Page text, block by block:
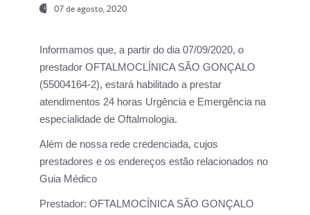
07 de agosto, 2020
Informamos que, a partir do dia 07/09/2020, o
prestador OFTALMOCLÍNICA SÃO GONÇALO
(55004164-2), estará habilitado a prestar
atendimentos 24 horas Urgência e Emergência na
especialidade de Oftalmologia.
Além de nossa rede credenciada, cujos
prestadores e os endereços estão relacionados no
Guia Médico
Prestador: OFTALMOCÍNICA SÃO GONÇALO